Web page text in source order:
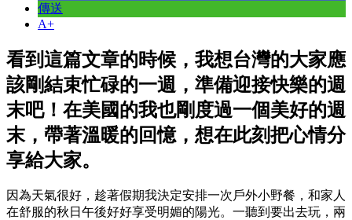
傳送
A+
看到這篇文章的時候，我想台灣的大家應
該剛結束忙碌的一週，準備迎接快樂的週
末吧！在美國的我也剛度過一個美好的週
末，帶著溫暖的回憶，想在此刻把心情分
享給大家。
因為天氣很好，趁著假期我決定安排一次戶外小野餐，和家人
在舒服的秋日午後好好享受明媚的陽光。一聽到要出去玩，兩